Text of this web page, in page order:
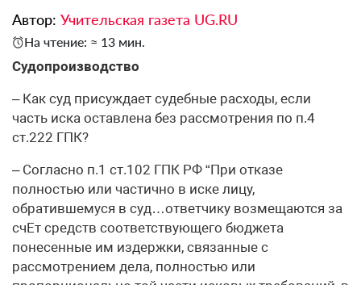
Автор: Учительская газета UG.RU
На чтение: ≈ 13 мин.
Судопроизводство
– Как суд присуждает судебные расходы, если
часть иска оставлена без рассмотрения по п.4
ст.222 ГПК?
– Согласно п.1 ст.102 ГПК РФ “При отказе
полностью или частично в иске лицу,
обратившемуся в суд…ответчику возмещаются за
счЕт средств соответствующего бюджета
понесенные им издержки, связанные с
рассмотрением дела, полностью или